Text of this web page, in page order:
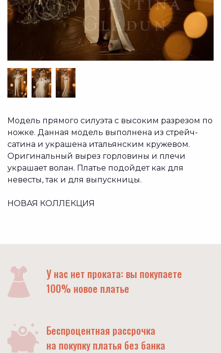
Модель прямого силуэта с высоким разрезом по
ножке. Данная модель выполнена из стрейч-
сатина и украшена итальянским кружевом.
Оригинальный вырез горловины и плечи
украшает волан. Платье подойдет как для
невесты, так и для выпускницы.
НОВАЯ КОЛЛЕКЦИЯ
У нас нет проката: вы покупаете
100% новое платье
Беспроцентная рассрочка
на покупку платья без банка